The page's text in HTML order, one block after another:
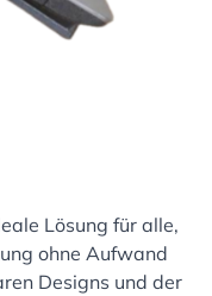
Lösung für alle,
ohne Aufwand
Designs und der